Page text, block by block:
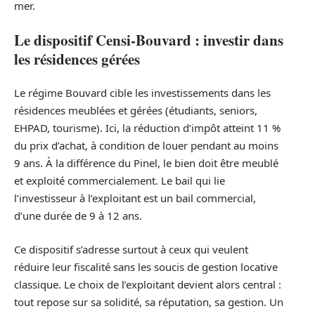
mer.
Le dispositif Censi-Bouvard : investir dans
les résidences gérées
Le régime Bouvard cible les investissements dans les
résidences meublées et gérées (étudiants, seniors,
EHPAD, tourisme). Ici, la réduction d’impôt atteint 11 %
du prix d’achat, à condition de louer pendant au moins
9 ans. À la différence du Pinel, le bien doit être meublé
et exploité commercialement. Le bail qui lie
l’investisseur à l’exploitant est un bail commercial,
d’une durée de 9 à 12 ans.
Ce dispositif s’adresse surtout à ceux qui veulent
réduire leur fiscalité sans les soucis de gestion locative
classique. Le choix de l’exploitant devient alors central :
tout repose sur sa solidité, sa réputation, sa gestion. Un